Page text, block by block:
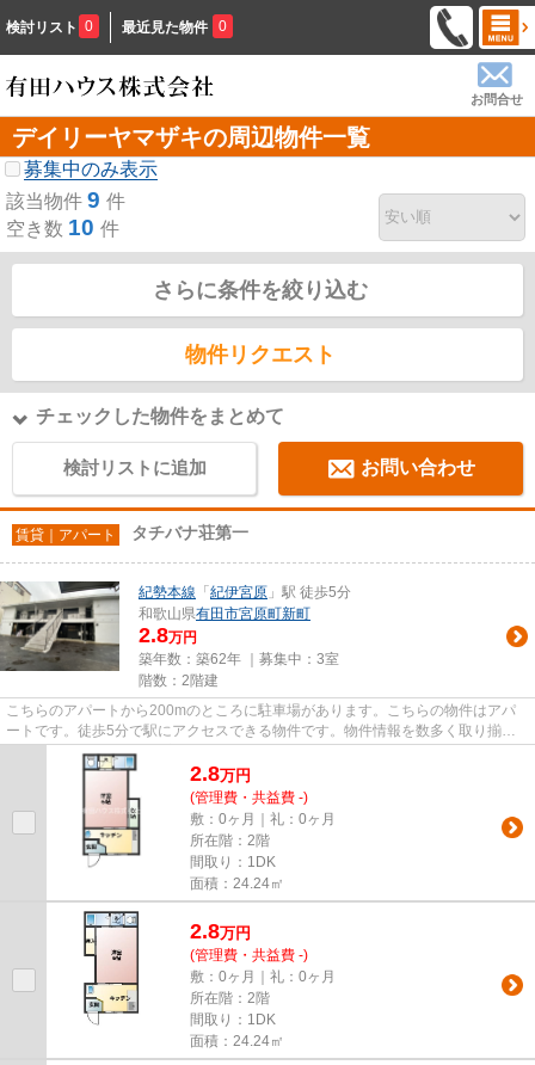
検討リスト 0 最近見た物件 0
お問合せ
デイリーヤマザキの周辺物件一覧
募集中のみ表示
該当物件 9 件
空き数 10 件
さらに条件を絞り込む
物件リクエスト
チェックした物件をまとめて
検討リストに追加 お問い合わせ
賃貸｜アパート タチバナ荘第一
紀勢本線 「 紀伊宮原 」駅 徒歩5分
和歌山県有田市宮原町新町
2.8万円
築年数：築62年 ｜募集中： 3室
階数：2階建
こちらのアパートから200mのところに駐車場があります。こちらの物件はアパ
ートです。徒歩5分で駅にアクセスできる物件です。物件情報を数多く取り揃え
ている有田ハウスは、お客様のラ...
2.8万円
(管理費・共益費 -)
敷：0ヶ月｜礼：0ヶ月
所在階：2階
間取り：1DK
面積：24.24㎡
2.8万円
(管理費・共益費 -)
敷：0ヶ月｜礼：0ヶ月
所在階：2階
間取り：1DK
面積：24.24㎡